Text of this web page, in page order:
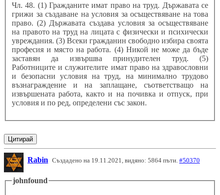
Чл. 48. (1) Гражданите имат право на труд. Държавата се
грижи за създаване на условия за осъществяване на това
право. (2) Държавата създава условия за осъществяване
на правото на труд на лицата с физически и психически
увреждания. (3) Всеки гражданин свободно избира своята
професия и място на работа. (4) Никой не може да бъде
заставян да извършва принудителен труд. (5)
Работниците и служителите имат право на здравословни
и безопасни условия на труд, на минимално трудово
възнаграждение и на заплащане, съответстващо на
извършената работа, както и на почивка и отпуск, при
условия и по ред, определени със закон.
Цитирай
Rabin Създадено на 19.11.2021, видяно: 5864 пъти. #50370
johnfound